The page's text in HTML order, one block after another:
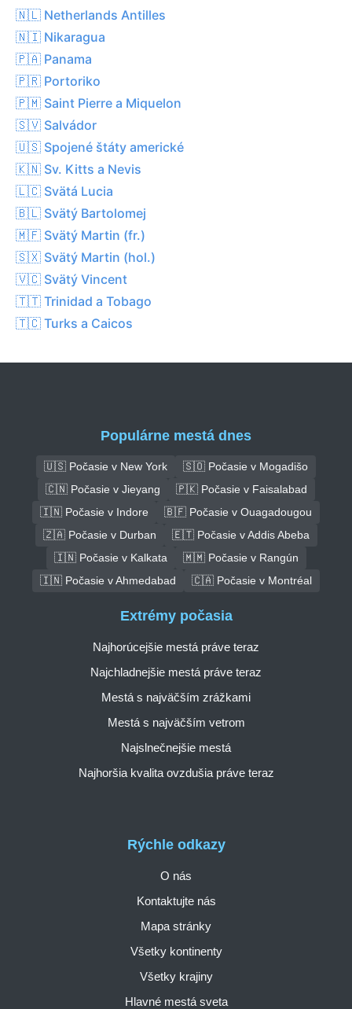
🇳🇱 Netherlands Antilles
🇳🇮 Nikaragua
🇵🇦 Panama
🇵🇷 Portoriko
🇵🇲 Saint Pierre a Miquelon
🇸🇻 Salvádor
🇺🇸 Spojené štáty americké
🇰🇳 Sv. Kitts a Nevis
🇱🇨 Svätá Lucia
🇧🇱 Svätý Bartolomej
🇲🇫 Svätý Martin (fr.)
🇸🇽 Svätý Martin (hol.)
🇻🇨 Svätý Vincent
🇹🇹 Trinidad a Tobago
🇹🇨 Turks a Caicos
Populárne mestá dnes
🇺🇸 Počasie v New York
🇸🇴 Počasie v Mogadišo
🇨🇳 Počasie v Jieyang
🇵🇰 Počasie v Faisalabad
🇮🇳 Počasie v Indore
🇧🇫 Počasie v Ouagadougou
🇿🇦 Počasie v Durban
🇪🇹 Počasie v Addis Abeba
🇮🇳 Počasie v Kalkata
🇲🇲 Počasie v Rangún
🇮🇳 Počasie v Ahmedabad
🇨🇦 Počasie v Montréal
Rýchle odkazy
O nás
Kontaktujte nás
Mapa stránky
Všetky kontinenty
Všetky krajiny
Hlavné mestá sveta
Extrémy počasia
Najhorúcejšie mestá práve teraz
Najchladnejšie mestá práve teraz
Mestá s najväčším zrážkami
Mestá s najväčším vetrom
Najslnečnejšie mestá
Najhoršia kvalita ovzdušia práve teraz